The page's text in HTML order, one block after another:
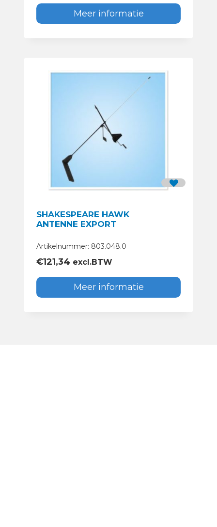
Meer informatie
SHAKESPEARE HAWK
ANTENNE EXPORT
Artikelnummer: 803.048.0
€121,34 excl.BTW
Meer informatie